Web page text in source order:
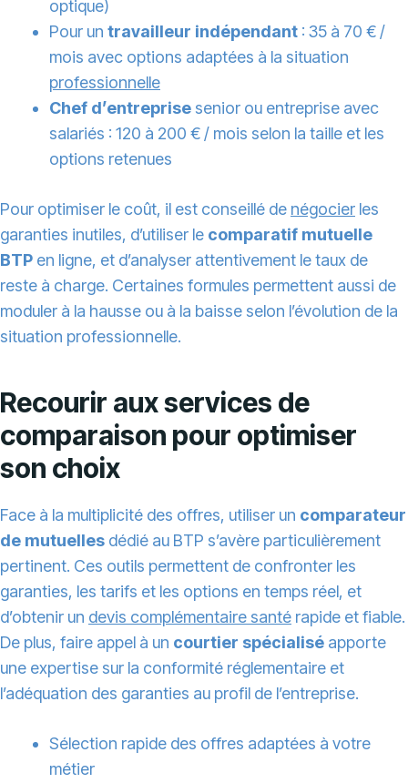
optique)
Pour un travailleur indépendant : 35 à 70 € /
mois avec options adaptées à la situation
professionnelle
Chef d’entreprise senior ou entreprise avec
salariés : 120 à 200 € / mois selon la taille et les
options retenues
Pour optimiser le coût, il est conseillé de négocier les
garanties inutiles, d’utiliser le comparatif mutuelle
BTP en ligne, et d’analyser attentivement le taux de
reste à charge. Certaines formules permettent aussi de
moduler à la hausse ou à la baisse selon l’évolution de la
situation professionnelle.
Recourir aux services de
comparaison pour optimiser
son choix
Face à la multiplicité des offres, utiliser un comparateur
de mutuelles dédié au BTP s’avère particulièrement
pertinent. Ces outils permettent de confronter les
garanties, les tarifs et les options en temps réel, et
d’obtenir un devis complémentaire santé rapide et fiable.
De plus, faire appel à un courtier spécialisé apporte
une expertise sur la conformité réglementaire et
l’adéquation des garanties au profil de l’entreprise.
Sélection rapide des offres adaptées à votre
métier